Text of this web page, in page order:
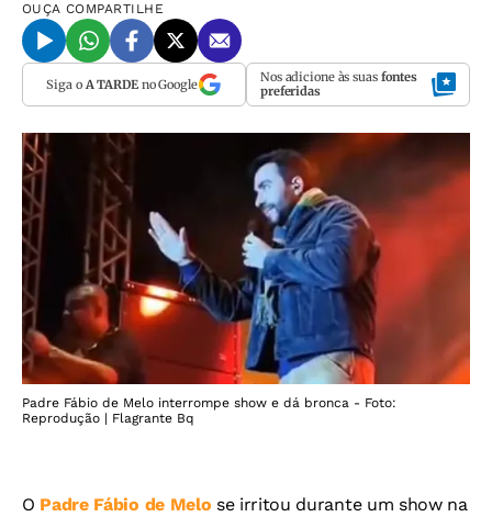
OUÇA COMPARTILHE
Siga o A TARDEno Google Nos adicione às suas fontes
preferidas
Padre Fábio de Melo interrompe show e dá bronca - Foto:
Reprodução | Flagrante Bq
O Padre Fábio de Melo se irritou durante um show na